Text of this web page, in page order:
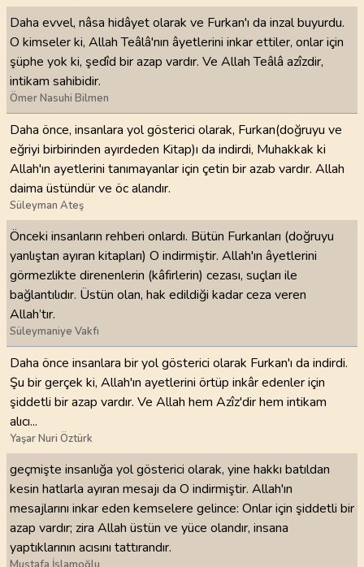
Daha evvel, nâsa hidâyet olarak ve Furkan'ı da inzal buyurdu.
O kimseler ki, Allah Teâlâ'nın âyetlerini inkar ettiler, onlar için
şüphe yok ki, şedîd bir azap vardır. Ve Allah Teâlâ azîzdir,
intikam sahibidir.
Ömer Nasuhi Bilmen
Daha önce, insanlara yol gösterici olarak, Furkan(doğruyu ve
eğriyi birbirinden ayırdeden Kitap)ı da indirdi, Muhakkak ki
Allah'ın ayetlerini tanımayanlar için çetin bir azab vardır. Allah
daima üstündür ve öc alandır.
Süleyman Ateş
Önceki insanların rehberi onlardı. Bütün Furkanları (doğruyu
yanlıştan ayıran kitapları) O indirmiştir. Allah'ın âyetlerini
görmezlikte direnenlerin (kâfirlerin) cezası, suçları ile
bağlantılıdır. Üstün olan, hak edildiği kadar ceza veren
Allah’tır.
Süleymaniye Vakfı
Daha önce insanlara bir yol gösterici olarak Furkan'ı da indirdi.
Şu bir gerçek ki, Allah'ın ayetlerini örtüp inkâr edenler için
şiddetli bir azap vardır. Ve Allah hem Azîz'dir hem intikam
alıcı...
Yaşar Nuri Öztürk
geçmişte insanlığa yol gösterici olarak, yine hakkı batıldan
kesin hatlarla ayıran mesajı da O indirmiştir. Allah'ın
mesajlarını inkar eden kemselere gelince: Onlar için şiddetli bir
azap vardır; zira Allah üstün ve yüce olandır, insana
yaptıklarının acısını tattırandır.